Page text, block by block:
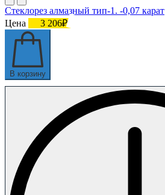
Стеклорез алмазный тип-1. -0,07 карат
Цена
3 206₽
В корзину